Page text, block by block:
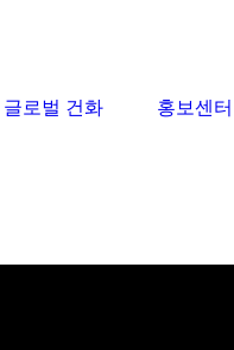
글로벌 건화 홍보센터